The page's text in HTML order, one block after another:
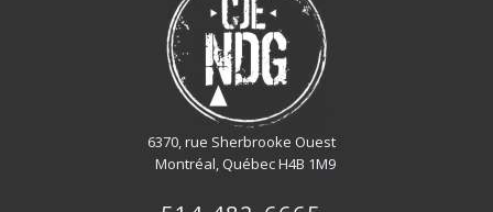
6370, rue Sherbrooke Ouest
Montréal, Québec H4B 1M9